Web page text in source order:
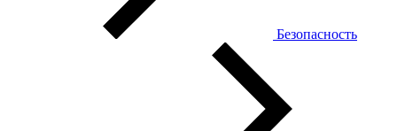
Безопасность